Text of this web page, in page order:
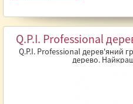
Q.P.I. Professional
Q.P.I. Professional дерев'яний
дерево.